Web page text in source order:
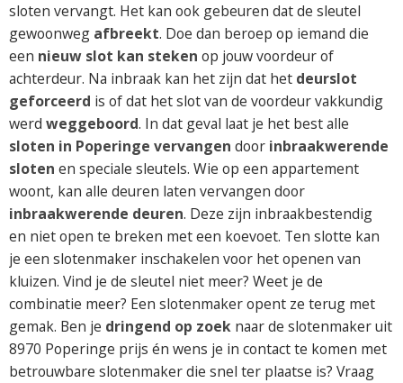
sloten vervangt. Het kan ook gebeuren dat de sleutel
gewoonweg afbreekt. Doe dan beroep op iemand die
een nieuw slot kan steken op jouw voordeur of
achterdeur. Na inbraak kan het zijn dat het deurslot
geforceerd is of dat het slot van de voordeur vakkundig
werd weggeboord. In dat geval laat je het best alle
sloten in Poperinge vervangen door inbraakwerende
sloten en speciale sleutels. Wie op een appartement
woont, kan alle deuren laten vervangen door
inbraakwerende deuren. Deze zijn inbraakbestendig
en niet open te breken met een koevoet. Ten slotte kan
je een slotenmaker inschakelen voor het openen van
kluizen. Vind je de sleutel niet meer? Weet je de
combinatie meer? Een slotenmaker opent ze terug met
gemak. Ben je dringend op zoek naar de slotenmaker uit
8970 Poperinge prijs én wens je in contact te komen met
betrouwbare slotenmaker die snel ter plaatse is? Vraag